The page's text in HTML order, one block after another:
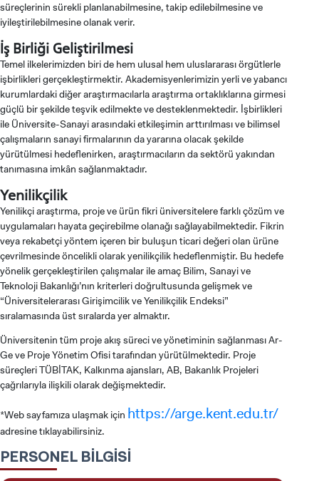
ADAY ÖĞRENCİ
süreçlerinin sürekli planlanabilmesine, takip edilebilmesine ve
iyileştirilebilmesine olanak verir.
İş Birliği Geliştirilmesi
Temel ilkelerimizden biri de hem ulusal hem uluslararası örgütlerle
işbirlikleri gerçekleştirmektir. Akademisyenlerimizin yerli ve yabancı
kurumlardaki diğer araştırmacılarla araştırma ortaklıklarına girmesi
güçlü bir şekilde teşvik edilmekte ve desteklenmektedir. İşbirlikleri
ile Üniversite-Sanayi arasındaki etkileşimin arttırılması ve bilimsel
çalışmaların sanayi firmalarının da yararına olacak şekilde
yürütülmesi hedeflenirken, araştırmacıların da sektörü yakından
tanımasına imkân sağlanmaktadır.
Yenilikçilik
Yenilikçi araştırma, proje ve ürün fikri üniversitelere farklı çözüm ve
uygulamaları hayata geçirebilme olanağı sağlayabilmektedir. Fikrin
veya rekabetçi yöntem içeren bir buluşun ticari değeri olan ürüne
çevrilmesinde öncelikli olarak yenilikçilik hedeflenmiştir. Bu hedefe
yönelik gerçekleştirilen çalışmalar ile amaç Bilim, Sanayi ve
Teknoloji Bakanlığı’nın kriterleri doğrultusunda gelişmek ve
“Üniversitelerarası Girişimcilik ve Yenilikçilik Endeksi”
sıralamasında üst sıralarda yer almaktır.
Üniversitenin tüm proje akış süreci ve yönetiminin sağlanması Ar-
Ge ve Proje Yönetim Ofisi tarafından yürütülmektedir. Proje
süreçleri TÜBİTAK, Kalkınma ajansları, AB, Bakanlık Projeleri
çağrılarıyla ilişkili olarak değişmektedir.
*Web sayfamıza ulaşmak için https://arge.kent.edu.tr/
adresine tıklayabilirsiniz.
PERSONEL BİLGİSİ